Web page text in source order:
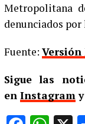
Metropolitana
denunciados
Fuente:
Sigue las
en Instagram